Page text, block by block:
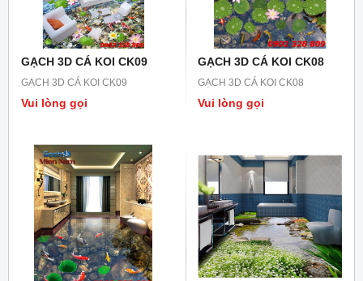
GẠCH 3D CÁ KOI CK09
GẠCH 3D CÁ KOI CK09
Vui lòng gọi
GẠCH 3D CÁ KOI CK08
GẠCH 3D CÁ KOI CK08
Vui lòng gọi